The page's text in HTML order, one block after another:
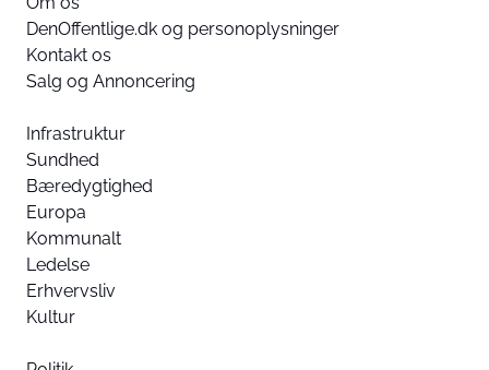
DenOffentlige.dk og personoplysninger
Kontakt os
Salg og Annoncering
Infrastruktur
Sundhed
Bæredygtighed
Europa
Kommunalt
Ledelse
Erhvervsliv
Kultur